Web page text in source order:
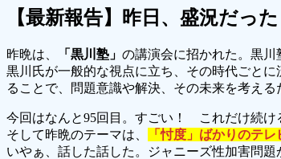
【最新報告】昨日、盛況だっ
昨晩は、 「黒川塾」 の講演会に招かれた。黒
黒川氏が一般的な視点に立ち、その時代ごと
ることで、問題意識や解決、その未来を考える
今回はなんと95回目。すごい！ これだけ続け
そして昨晩のテーマは、
「忖度」ばかりのテ
いやぁ、話した話した。ジャニーズ性加害問